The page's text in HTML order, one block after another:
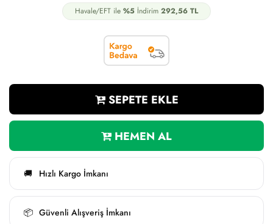
Havale/EFT ile %5 İndirim 292,56 TL
SEPETE EKLE
HEMEN AL
🚚 Hızlı Kargo İmkanı
📦 Güvenli Alışveriş İmkanı